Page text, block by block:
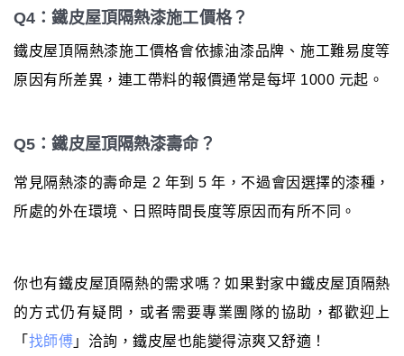
Q4：鐵皮屋頂隔熱漆施工價格？
鐵皮屋頂隔熱漆施工價格會依據油漆品牌、施工難易度等
原因有所差異，連工帶料的報價通常是每坪 1000 元起。
Q5：鐵皮屋頂隔熱漆壽命？
常見隔熱漆的壽命是 2 年到 5 年，不過會因選擇的漆種，
所處的外在環境、日照時間長度等原因而有所不同。
你也有鐵皮屋頂隔熱的需求嗎？如果對家中鐵皮屋頂隔熱
的方式仍有疑問，或者需要專業團隊的協助，都歡迎上
「 找師傅 」洽詢，鐵皮屋也能變得涼爽又舒適！